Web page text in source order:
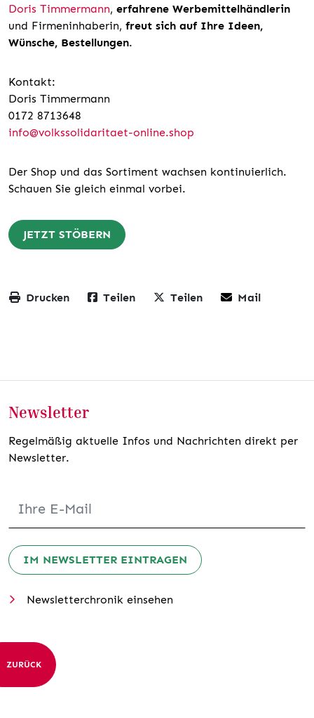
Doris Timmermann, erfahrene Werbemittelhändlerin
und Firmeninhaberin, freut sich auf Ihre Ideen,
Wünsche, Bestellungen.
Kontakt:
Doris Timmermann
0172 8713648
info@volkssolidaritaet-online.shop
Der Shop und das Sortiment wachsen kontinuierlich.
Schauen Sie gleich einmal vorbei.
JETZT STÖBERN
Drucken Teilen Teilen Mail
Newsletter
Regelmäßig aktuelle Infos und Nachrichten direkt per
Newsletter.
IM NEWSLETTER EINTRAGEN
Newsletterchronik einsehen
ZURÜCK